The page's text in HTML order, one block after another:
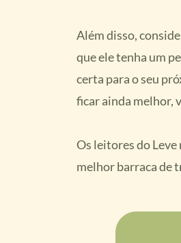
Além disso,
que ele tenha um
certa para o seu
ficar ainda melhor,
Os leitores do
melhor barraca de